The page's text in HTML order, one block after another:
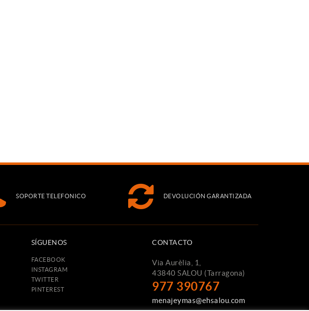
SOPORTE TELEFONICO DEVOLUCIÓN GARANTIZADA
SÍGUENOS
FACEBOOK
INSTAGRAM
TWITTER
PINTEREST
CONTACTO
Via Aurèlia, 1,
43840 SALOU (Tarragona)
977 390767
menajeymas@ehsalou.com